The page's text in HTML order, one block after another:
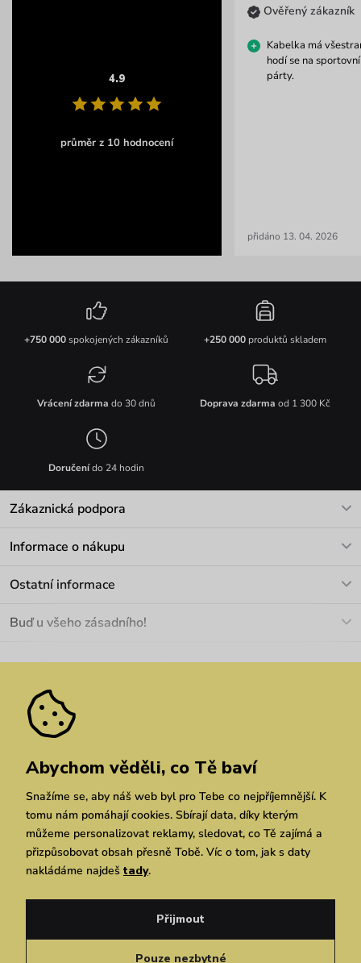
4.9
průměr z 10 hodnocení
Ověřený zákazník
Kabelka má
hodí se na
párty.
přidáno 13. 04. 2026
+750 000spokojených zákazníků +250 000produktů skladem
Vrácení zdarma do 30 dnů Doprava zdarma od 1 300 Kč
Doručenído 24 hodin
Zákaznická podpora
Informace o nákupu
Materiály a údržba
Pozáruční opravy
Ostatní informace
Velkoobchod
We Care
Dárkové poukazy
Vuchlook
Prodejny
Praha Brno Chrudim
Buď u všeho zásadního!
Zásady ochrany osobních údajů
Simplia.cz
Zásady ochrany osobních údajů
Abychom věděli, co Tě baví
Snažíme se, aby náš web byl pro Tebe co nejpříjemnější. K
tomu nám pomáhají cookies. Sbírají data, díky kterým
můžeme personalizovat reklamy, sledovat, co Tě zajímá a
přizpůsobovat obsah přesně Tobě. Víc o tom, jak s daty
nakládáme najdeš tady.
Pouze nezbytné
Přijmout